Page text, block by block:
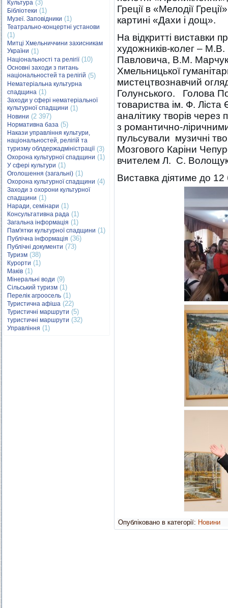
Культура (3)
Бібліотеки (1)
Музеї. Заповідники (1)
Театрально-концертні установи
(1)
Митці Хмельниччини захисникам
України (1)
Національності та релігії(10)
Основні заходи з питань
національностей та релігій (5)
Нематеріальна культурна
спадщина (1)
Заходи у сфері нематеріальної
культурної спадщини (1)
Новини (2 397)
Нормативна база (5)
Накази управління культури,
національностей, релігій та
туризму облдержадміністрації(3)
Охорона культурної спадщини (1)
У сфері культури (1)
Оголошення (загальні) (1)
Охорона культурної спадщини (4)
Заходи з охорони культурної
спадщини (1)
Наради, семінари (1)
Консультативна рада (1)
Загальна інформація (1)
Пам'ятки культурної спадщини (1)
Публічна інформація (36)
Публічні документи (73)
Туризм (38)
Курорти (1)
Маків (1)
Мінеральні води (9)
Сільський туризм (1)
Перелік агроосель (1)
Туристична афіша (22)
Туристичні маршрути (5)
туристичні маршрути (32)
Управління (1)
Греції в «Мелодії
картині «Дахи і дощ».
На відкритті виставки
художників-колег –
Павловича, В.М.
Хмельницької
мистецтвознавчий
Голунського. Голова
товариства ім. Ф.
аналітику творів
з романтично-
пульсували музичні
Мозгового Каріни
вчителем Л. С.
Виставка діятиме до
Опубліковано в категорії: Новини